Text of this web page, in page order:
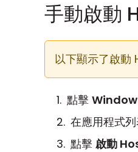
手動啟動
以下顯示了啟動
點擊
在應用程式
點擊 啟動